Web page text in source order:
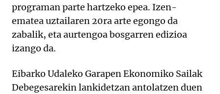
programan parte hartzeko epea. Izen-
ematea uztailaren 20ra arte egongo da
zabalik, eta aurtengoa bosgarren edizioa
izango da.
Eibarko Udaleko Garapen Ekonomiko Sailak
Debegesarekin lankidetzan antolatzen duen